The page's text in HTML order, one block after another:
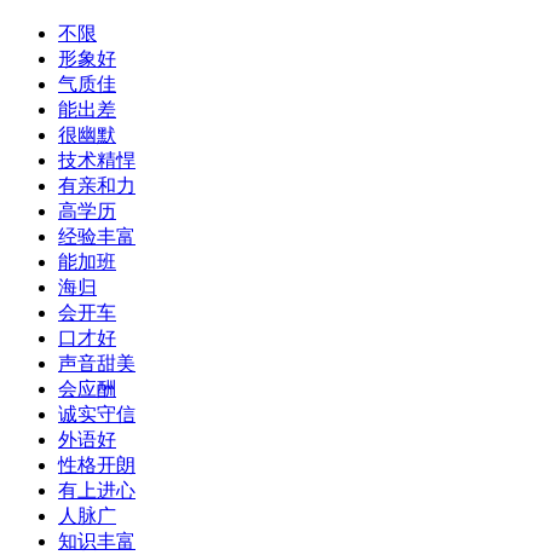
不限
形象好
气质佳
能出差
很幽默
技术精悍
有亲和力
高学历
经验丰富
能加班
海归
会开车
口才好
声音甜美
会应酬
诚实守信
外语好
性格开朗
有上进心
人脉广
知识丰富